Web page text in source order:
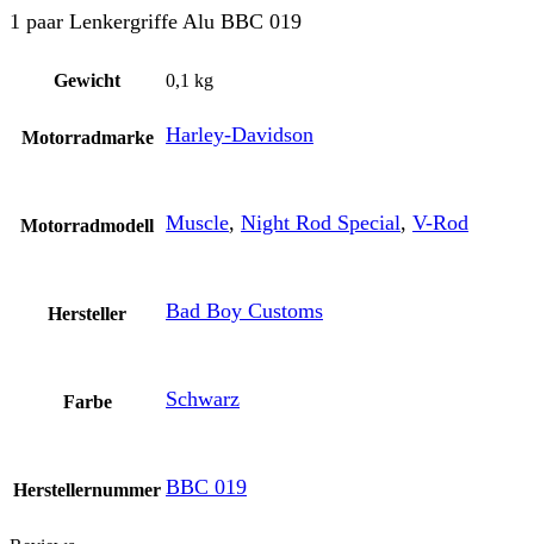
1 paar Lenkergriffe Alu BBC 019
Gewicht 0,1 kg
Motorradmarke Harley-Davidson
Motorradmodell Muscle, Night Rod Special, V-Rod
Hersteller Bad Boy Customs
Farbe Schwarz
Herstellernummer BBC 019